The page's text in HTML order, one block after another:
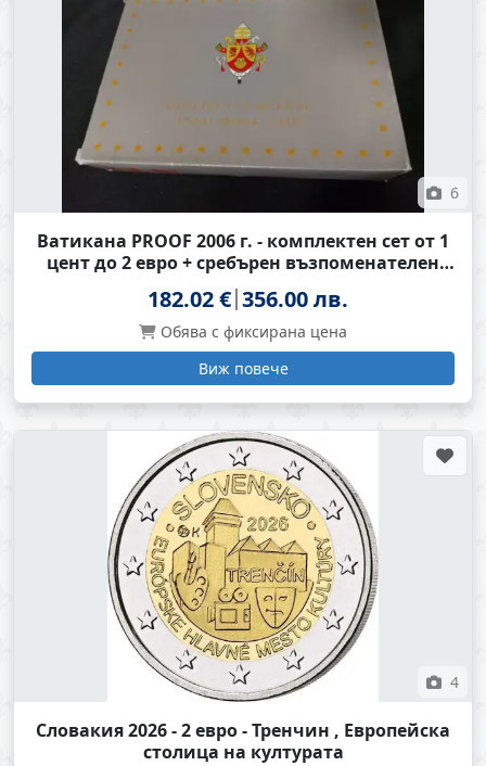
6
Ватикана PROOF 2006 г. - комплектен сет от 1
цент до 2 евро + сребърен възпоменателен
медал
182.02 € 356.00 лв.
Обява с фиксирана цена
Виж повече
4
Словакия 2026 - 2 евро - Тренчин , Европейска
столица на културата